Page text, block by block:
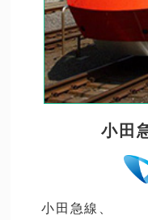
小田
小田急線、